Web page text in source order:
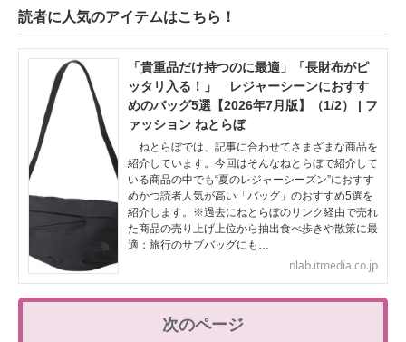
読者に人気のアイテムはこちら！
「貴重品だけ持つのに最適」「長財布がピ
ッタリ入る！」 レジャーシーンにおすす
めのバッグ5選【2026年7月版】（1/2） | フ
ァッション ねとらぼ
ねとらぼでは、記事に合わせてさまざまな商品を
紹介しています。今回はそんなねとらぼで紹介して
いる商品の中でも“夏のレジャーシーズン”におすす
めかつ読者人気が高い「バッグ」のおすすめ5選を
紹介します。※過去にねとらぼのリンク経由で売れ
た商品の売り上げ上位から抽出食べ歩きや散策に最
適：旅行のサブバッグにも…
nlab.itmedia.co.jp